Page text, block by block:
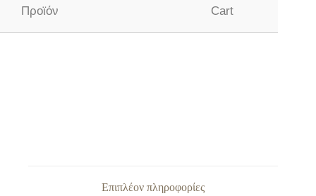
Προϊόν Cart
Επιπλέον πληροφορίες